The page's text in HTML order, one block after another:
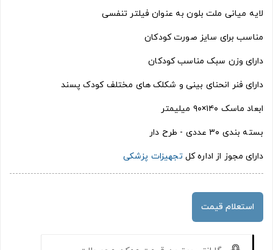
لایه میانی ملت بلون به عنوان فیلتر تنفسی
مناسب برای سایز صورت کودکان
دارای وزن سبک مناسب کودکان
دارای فنر انحنای بینی و شکلک های مختلف کودک پسند
ابعاد ماسک ۱۴۰×۹۰ میلیمتر
بسته بندی ۳۰ عددی - طرح دار
دارای مجوز از اداره کلتجهیزات پزشکی
استعلام قیمت